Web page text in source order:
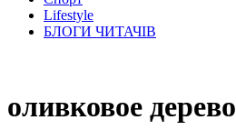
Lifestyle
БЛОГИ ЧИТАЧІВ
оливковое дерево